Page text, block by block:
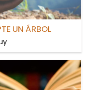
UN ÁRBOL